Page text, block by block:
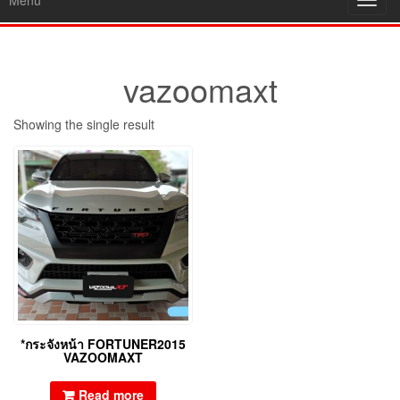
vazoomaxt
Showing the single result
*กระจังหน้า FORTUNER2015
VAZOOMAXT
Read more